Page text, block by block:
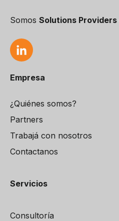
Somos Solutions Providers
Empresa
¿Quiénes somos?
Partners
Trabajá con nosotros
Contactanos
Servicios
Consultoría